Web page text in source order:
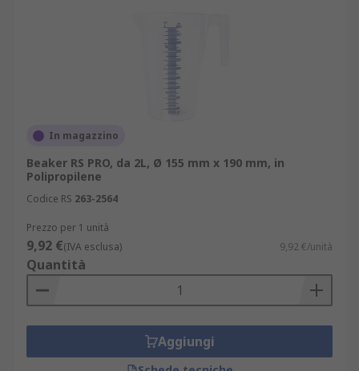
In magazzino
Beaker RS PRO, da 2L, Ø 155 mm x 190 mm, in
Polipropilene
Codice RS 263-2564
Prezzo per 1 unità
9,92 €(IVA esclusa) 9,92 €/unità
Quantità
Aggiungi